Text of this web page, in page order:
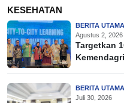
KESEHATAN
BERITA UTAMA
Agustus 2, 2026
Targetkan
BERITA UTAMA
Juli 30, 2026